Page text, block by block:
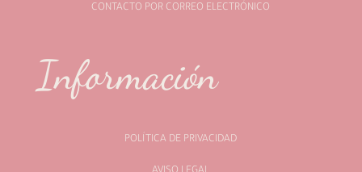
CONTACTO POR CORREO ELECTRÓNICO
Información
POLÍTICA DE PRIVACIDAD